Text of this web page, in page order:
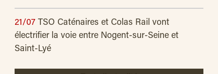
21/07 TSO Caténaires et Colas Rail vont
électrifier la voie entre Nogent-sur-Seine et
Saint-Lyé